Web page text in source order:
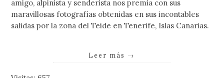
amigo, alpinista y senderista nos premia con sus
maravillosas fotografías obtenidas en sus incontables
salidas por la zona del Teide en Tenerife, Islas Canarias.
Leer más →